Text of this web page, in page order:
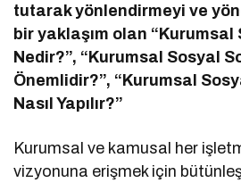
tutarak yönlendirmeyi ve
bir yaklaşım olan
Nedir?”, “Kurumsal Sosyal
Önemlidir?”, “Kurumsal
Nasıl Yapılır?”
Kurumsal ve kamusal her
vizyonuna erişmek için